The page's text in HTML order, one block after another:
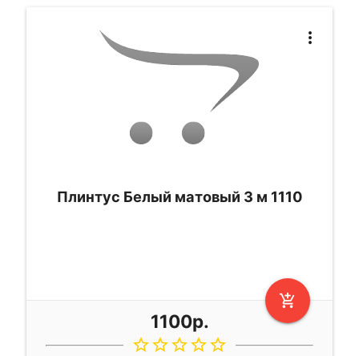
more_vert
Плинтус Белый матовый 3 м 1110
add_shopping_cart
1100р.
star_borderstar_borderstar_borderstar_borderstar_border